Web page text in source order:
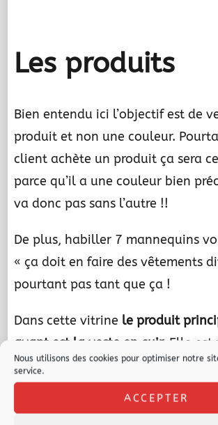
Nous utilisons des cookies pour optimiser notre
service.
ACCEPTER
Les produits
Bien entendu ici l’objectif est de
produit et non une couleur.
client achète un produit ça sera
parce qu’il a une couleur bien
va donc pas sans l’autre !!
De plus, habiller 7 mannequins
« ça doit en faire des vêtements
pourtant pas tant que ça !
Dans cette vitrine le produit
avant est la veste en cuir. Elle est
tous les mannequins de 5
et de 2 formes avec ou sans
produit qui saute aux yeux et qui